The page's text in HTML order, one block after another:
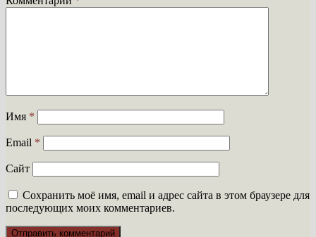
Имя *
Email *
Сайт
Сохранить моё имя, email и адрес сайта в этом браузере для
последующих моих комментариев.